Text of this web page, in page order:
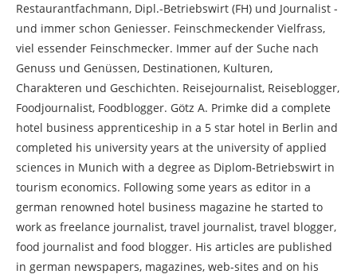
Restaurantfachmann, Dipl.-Betriebswirt (FH) und Journalist -
und immer schon Geniesser. Feinschmeckender Vielfrass,
viel essender Feinschmecker. Immer auf der Suche nach
Genuss und Genüssen, Destinationen, Kulturen,
Charakteren und Geschichten. Reisejournalist, Reiseblogger,
Foodjournalist, Foodblogger. Götz A. Primke did a complete
hotel business apprenticeship in a 5 star hotel in Berlin and
completed his university years at the university of applied
sciences in Munich with a degree as Diplom-Betriebswirt in
tourism economics. Following some years as editor in a
german renowned hotel business magazine he started to
work as freelance journalist, travel journalist, travel blogger,
food journalist and food blogger. His articles are published
in german newspapers, magazines, web-sites and on his